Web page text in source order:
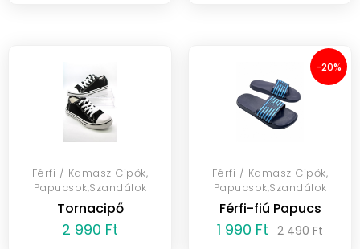
Férfi / Kamasz Cipők,
Papucsok,Szandálok
Tornacipő
2 990 Ft
-20%
Férfi / Kamasz Cipők,
Papucsok,Szandálok
Férfi-fiú Papucs
1 990 Ft 2 490 Ft